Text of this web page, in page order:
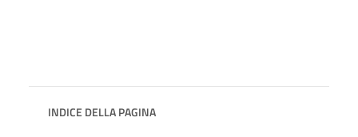
INDICE DELLA PAGINA